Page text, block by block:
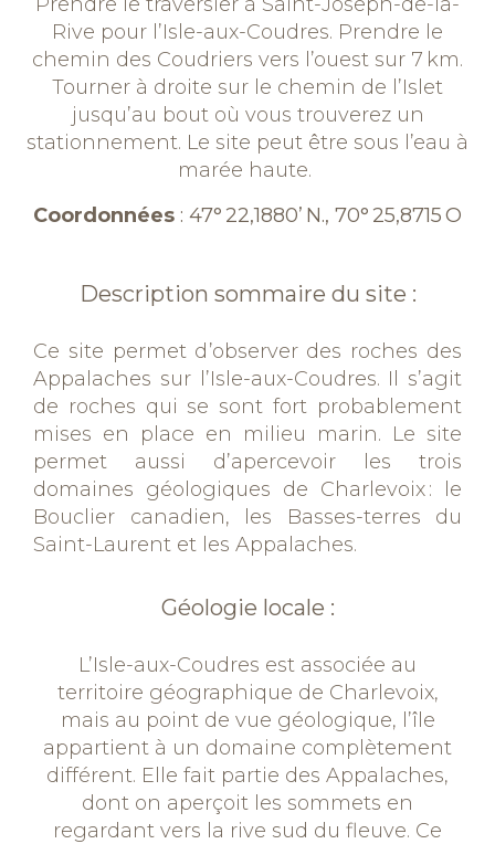
Rive pour ’Isle-aux-Coudres. Prendre le
chemin des Coudriers vers l’ouest sur 7 km.
Tourner à droite sur le chemin de l’Islet
jusqu’au bout où vous trouverez un
stationnement. Le site peut être sous l’eau à
marée haute.
Coordonnées : 47° 22,1880’ N., 70° 25,8715 O
Description sommaire du site :
Ce site permet d ’observer des roches des
Appalaches sur
l’Isle-aux-Coudres. Il s’agit
de roches qui se sont fort probablement
mises en place en milieu marin. Le site
permet aussi
d’apercevoir les trois
domaines géologiques de Charlevoix: le
Bouclier canadien,
les Basses-terres du
Saint-Laurent et les Appalaches.
Géologie locale :
L’Isle-aux-Coudres est associée au
territoire géographique de Charlevoix,
mais au point de vue géologique, l’île
appartient à un domaine complètement
différent. Elle fait partie des Appalaches,
dont on aperçoit les sommets en
regardant vers la rive sud du fleuve. Ce